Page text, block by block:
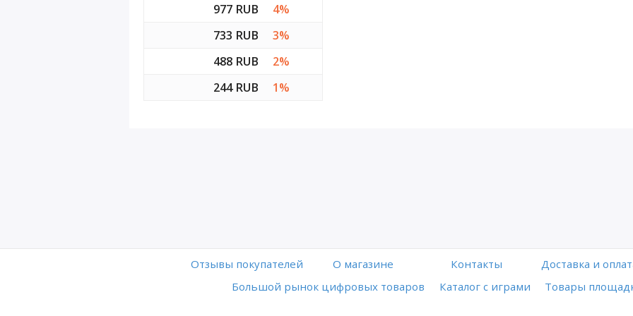
977 RUB
4%
733 RUB
3%
488 RUB
2%
244 RUB
1%
Отзывы покупателей O магазине Контакты
Доставка и
Большой рынок цифровых товаров
Каталог с играми Товары